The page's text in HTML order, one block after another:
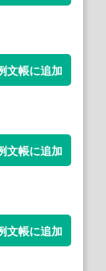
文帳に追加
文帳に追加
文帳に追加